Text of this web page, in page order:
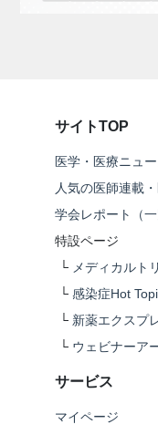
サイトTOP
医学・医療ニュー
人気の医師連載
学会レポート（一
特設ページ
└ メディカルト
└ 感染症Hot
└ 新薬エクスプ
└ ウェビナーア
サービス
マイページ